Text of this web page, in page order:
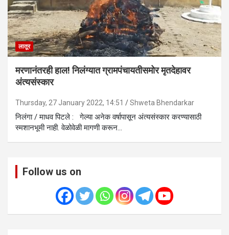
लातूर
मरणानंतरही हाल! निलंग्यात ग्रामपंचायतीसमोर मृतदेहावर
अंत्यसंस्कार
Thursday, 27 January 2022, 14:51 Shweta Bhendarkar
निलंगा / माधव पिटले : गेल्या अनेक वर्षापासून अंत्यसंस्कार करण्यासाठी
स्मशानभूमी नाही. वेळोवेळी मागणी करून…
Follow us on